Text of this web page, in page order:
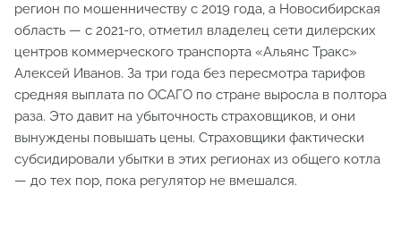
регион по мошенничеству с 2019 года, а Новосибирская
область — с 2021-го, отметил владелец сети дилерских
центров коммерческого транспорта «Альянс Тракс»
Алексей Иванов. За три года без пересмотра тарифов
средняя выплата по ОСАГО по стране выросла в полтора
раза. Это давит на убыточность страховщиков, и они
вынуждены повышать цены. Страховщики фактически
субсидировали убытки в этих регионах из общего котла
— до тех пор, пока регулятор не вмешался.